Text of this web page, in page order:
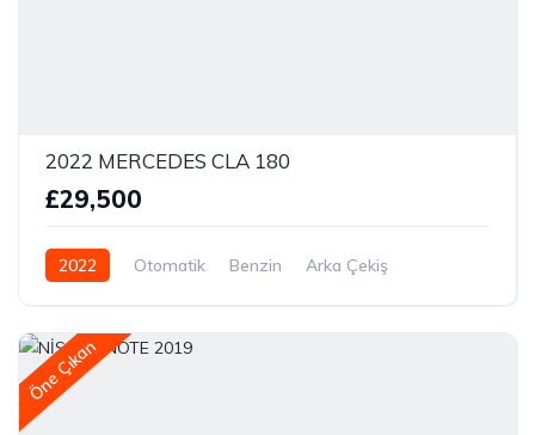
2022 MERCEDES CLA 180
£29,500
2022 Otomatik Benzin Arka Çekiş
Öne Çıkan